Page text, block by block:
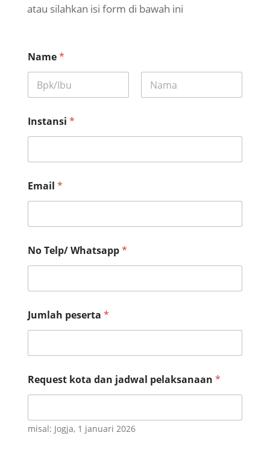
atau silahkan isi form di bawah ini
Name*
Instansi *
Email *
o
t
N
m
e
*
No Telp/ Whatsapp*
Jumlah peserta *
Request kota dan jadwal pelaksanaan *
misal: Jogja, 1 januari 2026